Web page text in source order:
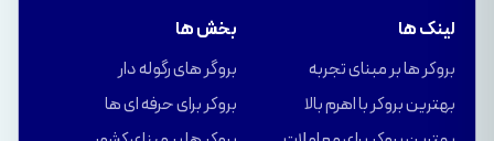
لینک ها
بروکر ها بر مبنای تجربه
بهترین بروکر با اهرم بالا
بخش ها
بروگر های رگوله دار
بروکر برای حرفه ای ها